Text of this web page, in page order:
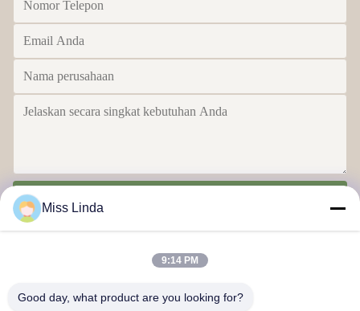
Miss Linda
9:14 PM
Good day, what product are you looking for?